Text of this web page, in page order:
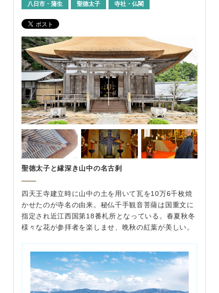
八日市・蒲生
聖徳太子 寺社・仏閣
聖徳太子と縁深き山中の名古刹
四天王寺建立時に山中の土を用いて瓦を10万6千枚焼
かせたのが寺名の由来。秘仏千手観音菩薩は国重文に
指定され近江西国第18番札所となっている。春夏秋冬
様々な花が参拝者を楽しませ、晩秋の紅葉が美しい。